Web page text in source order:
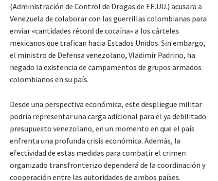
(Administración de Control de Drogas de EE.UU.) acusara a
Venezuela de colaborar con las guerrillas colombianas para
enviar «cantidades récord de cocaína» a los cárteles
mexicanos que trafican hacia Estados Unidos. Sin embargo,
el ministro de Defensa venezolano, Vladimir Padrino, ha
negado la existencia de campamentos de grupos armados
colombianos en su país.
Desde una perspectiva económica, este despliegue militar
podría representar una carga adicional para el ya debilitado
presupuesto venezolano, en un momento en que el país
enfrenta una profunda crisis económica. Además, la
efectividad de estas medidas para combatir el crimen
organizado transfronterizo dependerá de la coordinación y
cooperación entre las autoridades de ambos países.